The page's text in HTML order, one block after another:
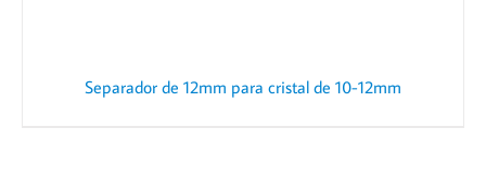
Separador de 12mm para cristal de 10-12mm